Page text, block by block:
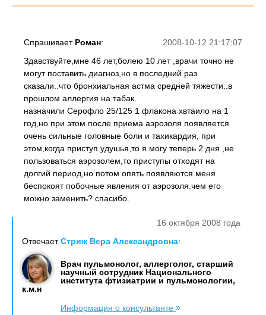
2008-10-12 21:17:07
Спрашивает Роман:
Здавствуйте,мне 46 лет,болею 10 лет ,врачи точно не
могут поставить диагноз,но в последний раз
сказали..что бронхиальная астма средней тяжести..в
прошлом аллергия на табак.
назначили Серофло 25/125 1 флакона хвтаило на 1
год,но при этом после приема аэрозоля появляется
очень сильные головные боли и тахикардия, при
этом,когда приступ удушья,то я могу теперь 2 дня ,не
пользоваться аэрозолем,то приступы отходят на
долгий период,но потом опять появляются.меня
беспокоят побочные явления от аэрозоля.чем его
можно заменить? спасибо.
16 октября 2008 года
ОтвечаетСтриж Вера Александровна:
Врач пульмонолог, аллерголог, старший
научный сотрудник Национального
института фтизиатрии и пульмонологии,
к.м.н
Информация о консультанте